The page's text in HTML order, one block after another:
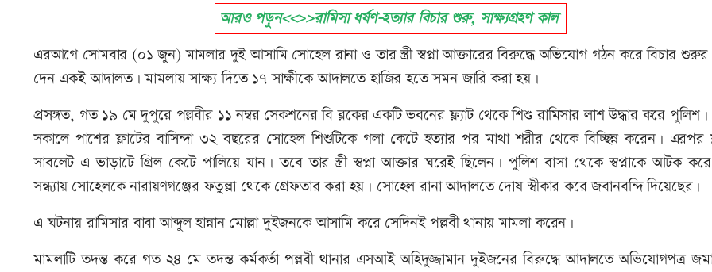
আরও পড়ুন<<>>রামিসা ধর্ষণ-হত্যার বিচার শুরু, সাক্ষ্যগ্রহণ কাল
এরআগে সোমবার (০১ জুন) মামলার দুই আসামি সোহেল রানা ও তার স্ত্রী স্বপ্না আক্তারের বিরুদ্ধে অভিযোগ গঠন করে বিচার
দেন একই আদালত। মামলায় সাক্ষ্য দিতে ১৭ সাক্ষীকে আদালতে হাজির হতে সমন জারি করা হয়।
প্রসঙ্গত, গত ১৯ মে দুপুরে পল্লবীর ১১ নম্বর সেকশনের বি ব্লকের একটি ভবনের ফ্ল্যাট থেকে শিশু রামিসার লাশ উদ্ধার করে
সকালে পাশের ফ্লাটের বাসিন্দা ৩২ বছরের সোহেল শিশুটিকে গলা কেটে হত্যার পর মাথা শরীর থেকে বিচ্ছিন্ন করেন। এরপর
সাবলেট এ ভাড়াটে গ্রিল কেটে পালিয়ে যান। তবে তার স্ত্রী স্বপ্না আক্তার ঘরেই ছিলেন। পুলিশ বাসা থেকে স্বপ্নাকে আটক
সন্ধ্যায় সোহেলকে নারায়ণগঞ্জের ফতুল্লা থেকে গ্রেফতার করা হয়। সোহেল রানা আদালতে দোষ স্বীকার করে জবানবন্দি দিয়েছের।
এ ঘটনায় রামিসার বাবা আব্দুল হান্নান মোল্লা দুইজনকে আসামি করে সেদিনই পল্লবী থানায় মামলা করেন।
মামলাটি তদন্ত করে গত ২৪ মে তদন্ত কর্মকর্তা পল্লবী থানার এসআই অহিদুজ্জামান দুইজনের বিরুদ্ধে আদালতে অভিযোগপত্র